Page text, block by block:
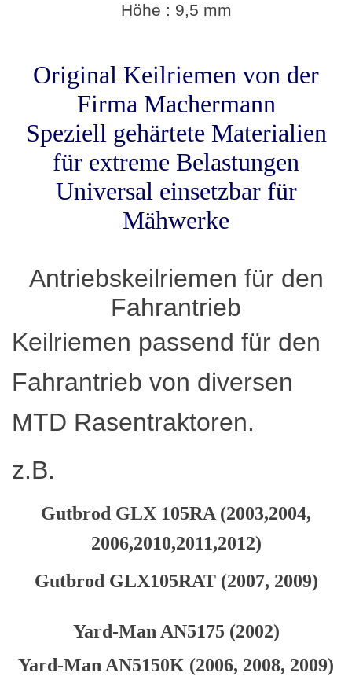
Höhe : 9,5 mm
Original Keilriemen von der
Firma Machermann
Speziell gehärtete Materialien
für extreme Belastungen
Universal einsetzbar für
Mähwerke
Antriebskeilriemen für den
Fahrantrieb
Keilriemen passend für den
Fahrantrieb von diversen
MTD Rasentraktoren.
z.B.
Gutbrod GLX 105RA (2003,2004,
2006,2010,2011,2012)
Gutbrod GLX105RAT (2007, 2009)
Yard-Man AN5175 (2002)
Yard-Man AN5150K (2006, 2008, 2009)